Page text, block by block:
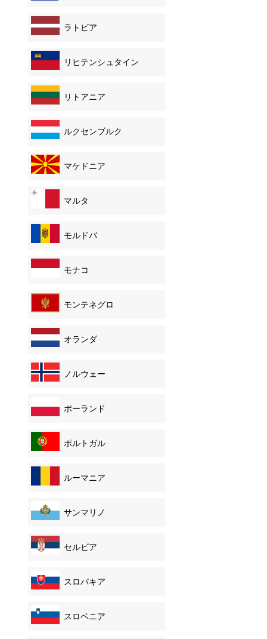
ラトビア
リヒテンシュタイン
リトアニア
ルクセンブルク
マケドニア
マルタ
モルドバ
モナコ
モンテネグロ
オランダ
ノルウェー
ポーランド
ポルトガル
ルーマニア
サンマリノ
セルビア
スロバキア
スロベニア